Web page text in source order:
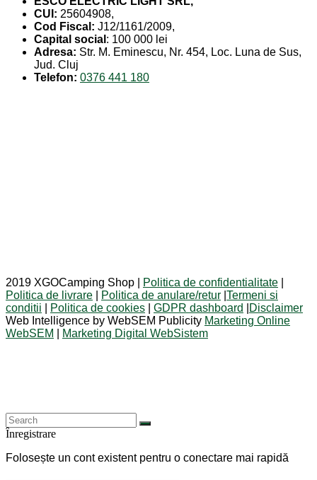
CUI: 25604908,
Cod Fiscal: J12/1161/2009,
Capital social : 100 000 lei
Adresa: Str. M. Eminescu, Nr. 454, Loc. Luna de Sus,
Jud. Cluj
Telefon: 0376 441 180
2019 XGOCamping Shop | Politica de confidentialitate
Politica de livrare
Politica de anulare/retur Termeni si
conditii
Politica de cookies GDPR dashboard
Disclaimer
Web Intelligence by WebSEM Publicity Marketing Online
WebSEM
Marketing Digital WebSistem
Înregistrare
Folosește un cont existent pentru o conectare mai rapidă